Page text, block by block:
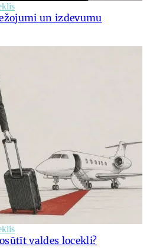
un izdevumu
valdes locekli?